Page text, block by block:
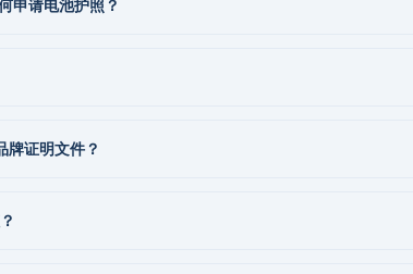
申请电池护照？
牌证明文件？